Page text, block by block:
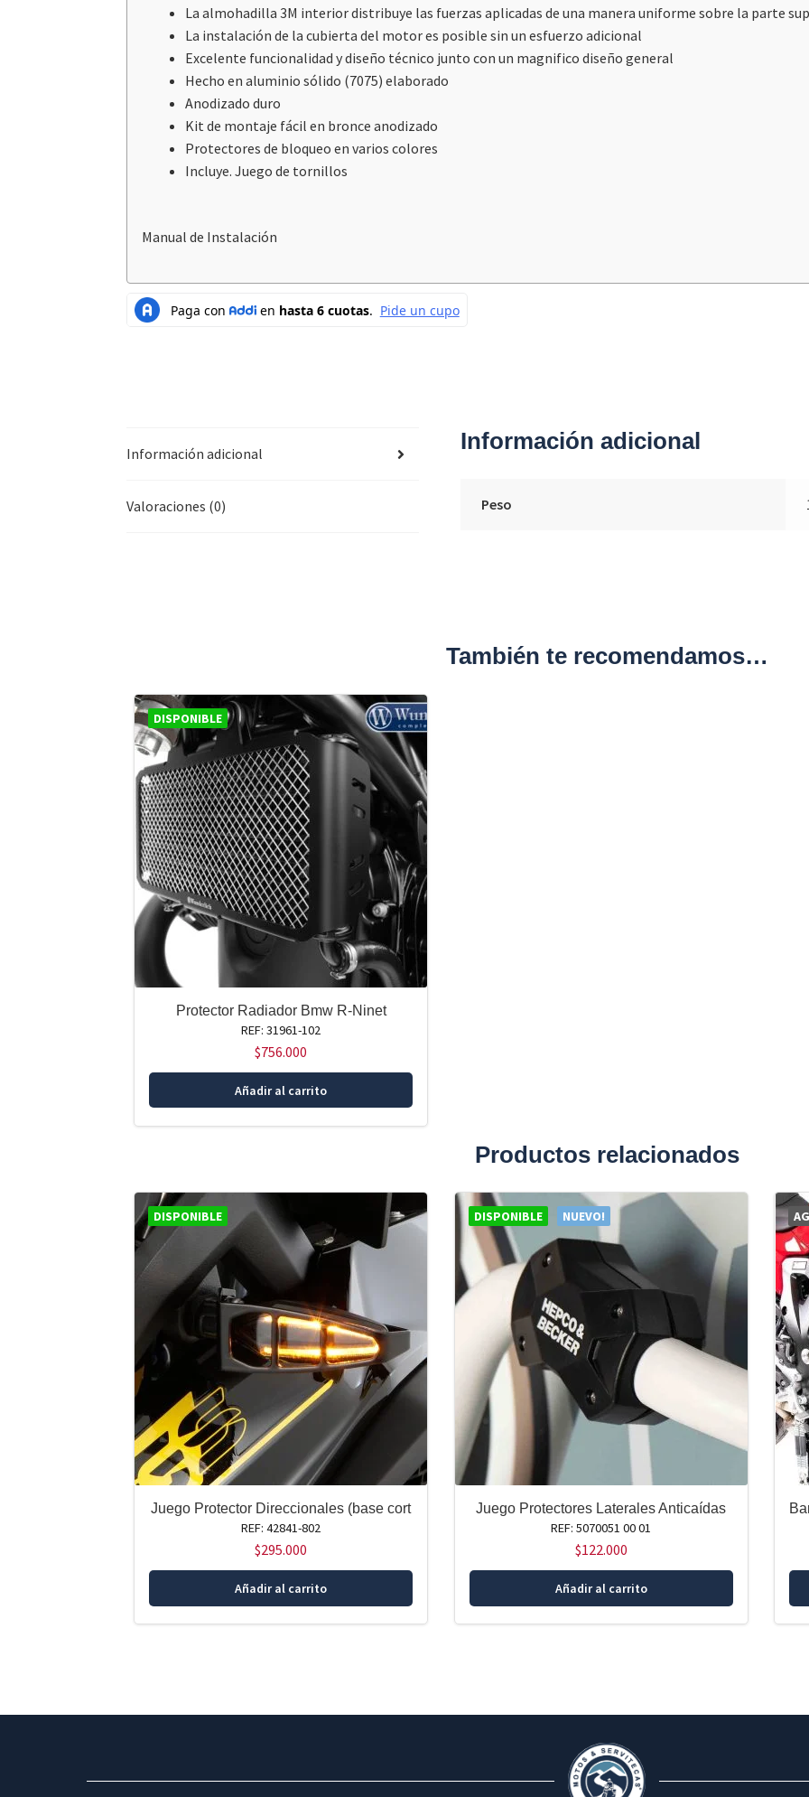
La almohadilla 3M interior distribuye las fuerzas aplicadas de una manera uniforme sobre la parte
La instalación de la cubierta del motor es posible sin un esfuerzo adicional
Excelente funcionalidad y diseño técnico junto con un magnifico diseño general
Hecho en aluminio sólido (7075) elaborado
Anodizado duro
Kit de montaje fácil en bronce anodizado
Protectores de bloqueo en varios colores
Incluye. Juego de tornillos
Manual de Instalación
Información adicional
Valoraciones (0)
Información adicional
Peso
También te recomendamos…
DISPONIBLE
Protector Radiador Bmw R-Ninet
REF: 31961-102
$756.000
Añadir al carrito
Productos relacionados
DISPONIBLE
Juego Protector Direccionales (base cort
REF: 42841-802
$295.000
Añadir al carrito
DISPONIBLE NUEVO!
Juego Protectores Laterales Anticaídas
REF: 5070051 00 01
$122.000
Añadir al carrito